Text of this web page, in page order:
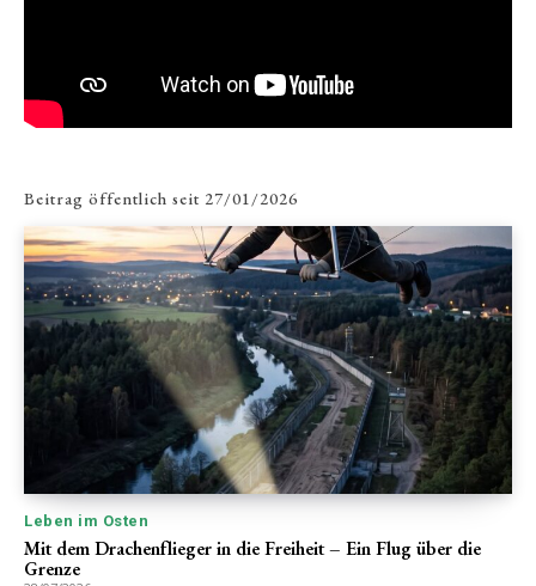
Beitrag öffentlich seit 27/01/2026
Leben im Osten
Mit dem Drachenflieger in die Freiheit – Ein Flug über die
Grenze